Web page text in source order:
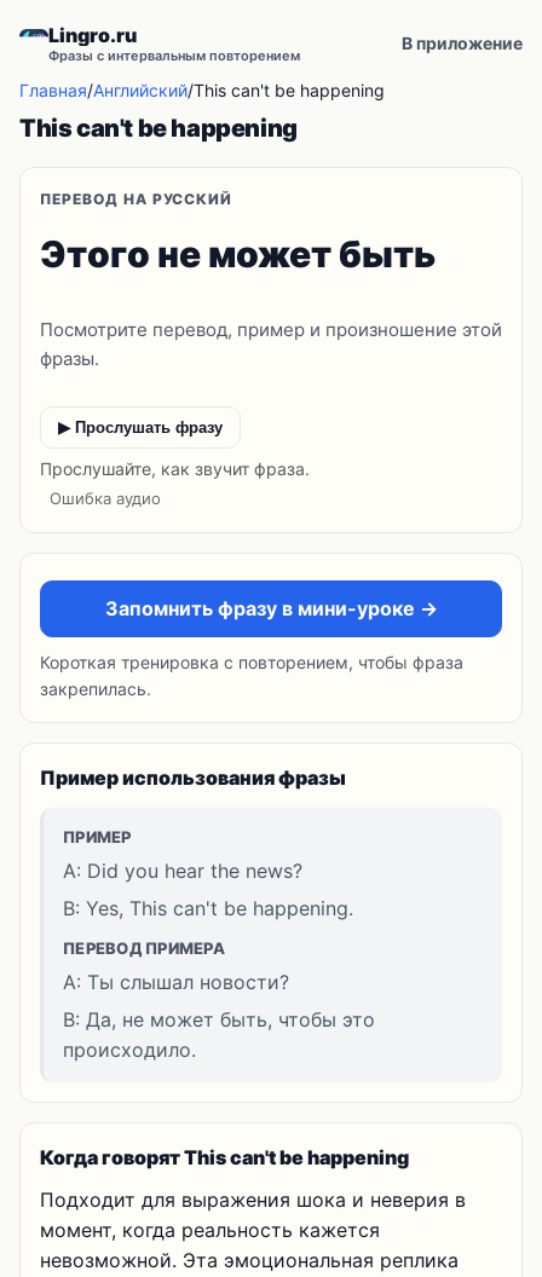
Lingro.ru
Фразы с интервальным повторением
В приложение
Главная/Английский/This can't be happening
This can't be happening
ПЕРЕВОД НА РУССКИЙ
Этого не может быть
Посмотрите перевод, пример и произношение этой
фразы.
▶ Прослушать фразу
Прослушайте, как звучит фраза.
Ошибка аудио
Запомнить фразу в мини-уроке →
Короткая тренировка с повторением, чтобы фраза
закрепилась.
Пример использования фразы
ПРИМЕР
A: Did you hear the news?
B: Yes, This can't be happening.
ПЕРЕВОД ПРИМЕРА
A: Ты слышал новости?
B: Да, не может быть, чтобы это
происходило.
Когда говорят This can't be happening
Подходит для выражения шока и неверия в
момент, когда реальность кажется
невозможной. Эта эмоциональная реплика